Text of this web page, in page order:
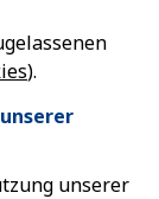
).
unserer